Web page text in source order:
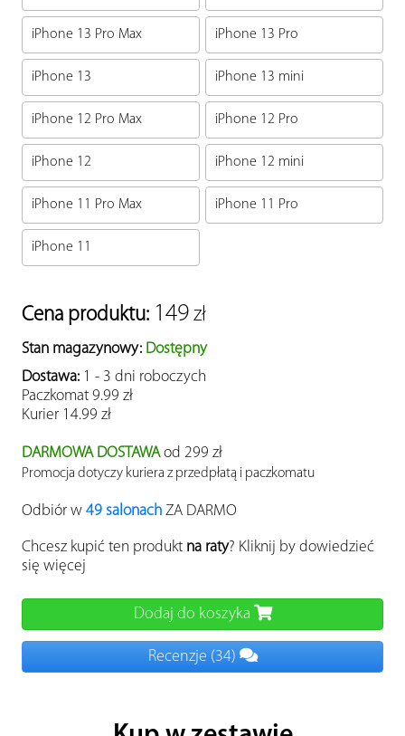
iPhone 13 Pro Max iPhone 13 Pro
iPhone 13 iPhone 13 mini
iPhone 12 Pro Max iPhone 12 Pro
iPhone 12 iPhone 12 mini
iPhone 11 Pro Max iPhone 11 Pro
iPhone 11
Cena produktu: 149 zł
Stan magazynowy: Dostępny
Dostawa: 1 - 3 dni roboczych
Paczkomat 9.99 zł
Kurier 14.99 zł
DARMOWA DOSTAWAod 299 zł
Promocja dotyczy kuriera z przedpłatą i paczkomatu
Odbiór w 49 salonach ZA DARMO
Chcesz kupić ten produkt na raty? Kliknij by dowiedzieć
się więcej
Dodaj do koszyka
Recenzje (34)